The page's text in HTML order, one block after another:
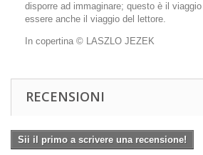
disporre ad immaginare; questo è il
essere anche il viaggio del lettore.
In copertina © LASZLO JEZEK
RECENSIONI
Sii il primo a scrivere una recensione!